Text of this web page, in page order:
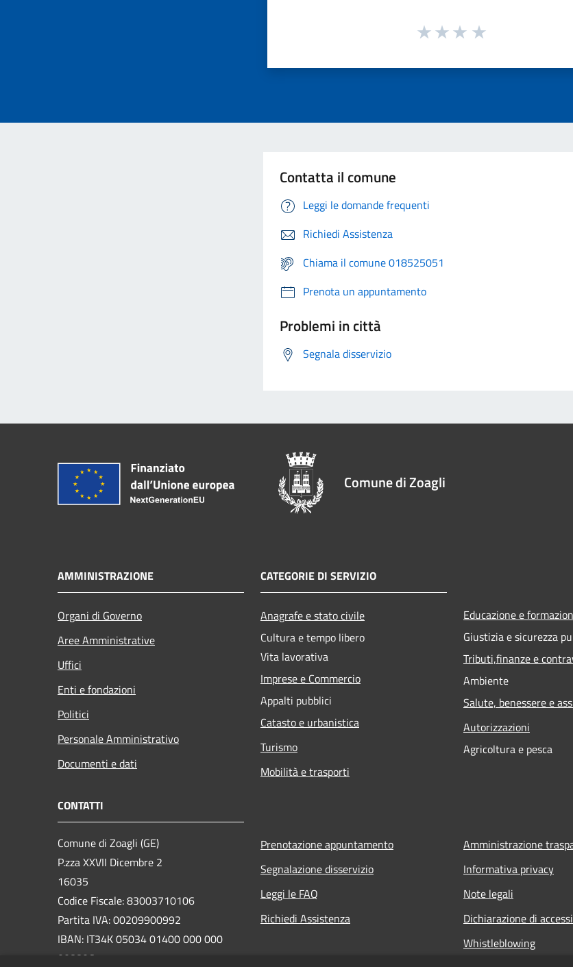
Contatta il comune
Leggi le domande frequenti
Richiedi Assistenza
Chiama il comune 018525051
Prenota un appuntamento
Problemi in città
Segnala disservizio
Comune di Zoagli
AMMINISTRAZIONE
Organi di Governo
Aree Amministrative
Uffici
Enti e fondazioni
Politici
Personale Amministrativo
Documenti e dati
CATEGORIE DI SERVIZIO
Anagrafe e stato civile
Cultura e tempo libero
Vita lavorativa
Imprese e Commercio
Appalti pubblici
Catasto e urbanistica
Turismo
Mobilità e trasporti
Educazione e
Giustizia e sicurezza
Tributi,finanze e
Ambiente
Salute, benessere e
Autorizzazioni
Agricoltura e pesca
CONTATTI
Comune di Zoagli (GE)
P.zza XXVII Dicembre 2
16035
Codice Fiscale: 83003710106
Partita IVA: 00209900992
IBAN: IT34K 05034 01400 000 000
008806
Prenotazione appuntamento
Segnalazione disservizio
Leggi le FAQ
Richiedi Assistenza
Amministrazione
Informativa privacy
Note legali
Dichiarazione di
Whistleblowing